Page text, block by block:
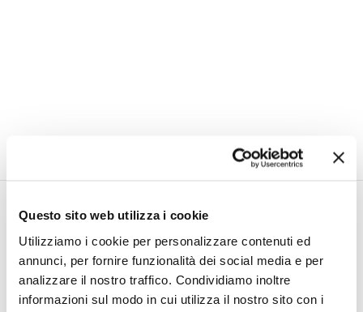
Questo sito web utilizza i cookie
Utilizziamo i cookie per personalizzare contenuti ed
annunci, per fornire funzionalità dei social media e per
analizzare il nostro traffico. Condividiamo inoltre
informazioni sul modo in cui utilizza il nostro sito con i
Email Newsletter
Iscriviti gratuitamente alla nostra Newsletter